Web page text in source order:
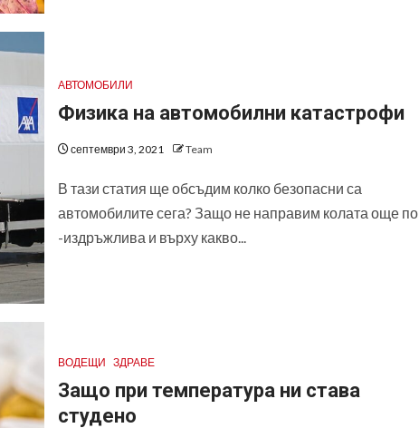
АВТОМОБИЛИ
Физика на автомобилни катастрофи
септември 3, 2021 Team
В тази статия ще обсъдим колко безопасни са
автомобилите сега? Защо не направим колата още по
-издръжлива и върху какво...
ВОДЕЩИ ЗДРАВЕ
Защо при температура ни става
студено